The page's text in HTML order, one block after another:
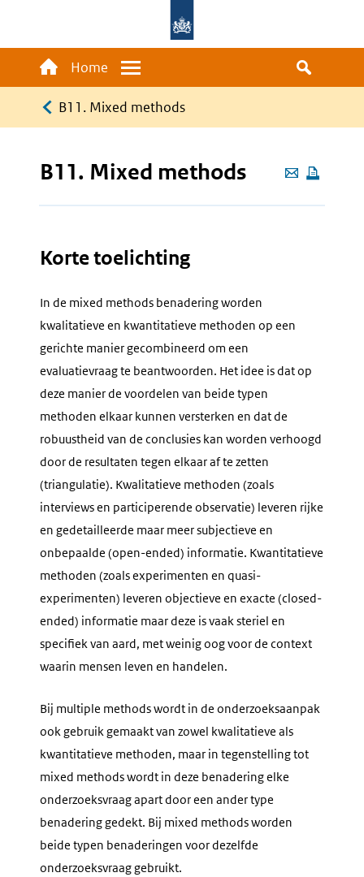
gaan
Main
navigation
Home Menu
Kruimelpad
B11. Mixed methods
Deze
pagina
B11. Mixed methods
Korte toelichting
In de mixed methods benadering worden
kwalitatieve en kwantitatieve methoden op een
gerichte manier gecombineerd om een
evaluatievraag te beantwoorden. Het idee is dat op
deze manier de voordelen van beide typen
methoden elkaar kunnen versterken en dat de
robuustheid van de conclusies kan worden verhoogd
door de resultaten tegen elkaar af te zetten
(triangulatie). Kwalitatieve methoden (zoals
interviews en participerende observatie) leveren rijke
en gedetailleerde maar meer subjectieve en
onbepaalde (open-ended) informatie. Kwantitatieve
methoden (zoals experimenten en quasi-
experimenten) leveren objectieve en exacte (closed-
ended) informatie maar deze is vaak steriel en
specifiek van aard, met weinig oog voor de context
waarin mensen leven en handelen.
Bij multiple methodswordt in de onderzoeksaanpak
ook gebruik gemaakt van zowel kwalitatieve als
kwantitatieve methoden, maar in tegenstelling tot
mixed methods wordt in deze benadering elke
onderzoeksvraag apart door een ander type
benadering gedekt. Bij mixed methods worden
beide typen benaderingen voor dezelfde
onderzoeksvraag gebruikt.